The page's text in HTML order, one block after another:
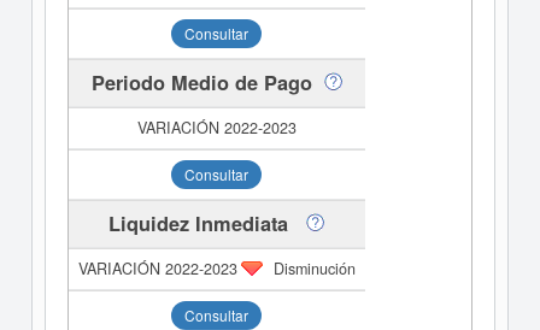
Consultar
Periodo Medio de Pago
Consultar
Liquidez Inmediata
Disminución
Consultar